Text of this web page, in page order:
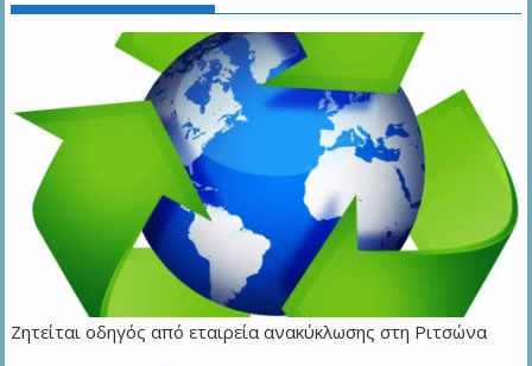
Ζητείται οδηγός από εταιρεία ανακύκλωσης στη Ριτσώνα